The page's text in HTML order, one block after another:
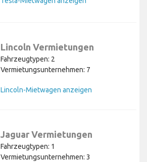
Lincoln Vermietungen
Fahrzeugtypen: 2
Vermietungsunternehmen: 7
Lincoln-Mietwagen anzeigen
Jaguar Vermietungen
Fahrzeugtypen: 1
Vermietungsunternehmen: 3